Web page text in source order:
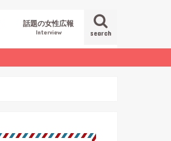
search
話題の女性広報
Interview